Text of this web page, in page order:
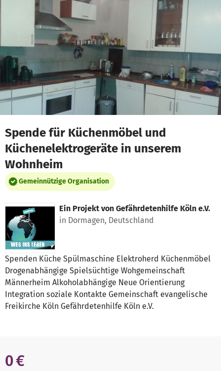
Zum Hauptinhalt springen
Erklärung zur Barrierefreiheit anzeigen
Spende für Küchenmöbel und
Küchenelektrogeräte in unserem
Wohnheim
Gemeinnützige Organisation
Ein Projekt von Gefährdetenhilfe Köln e.V.
in Dormagen, Deutschland
Spenden Küche Spülmaschine Elektroherd Küchenmöbel
Drogenabhängige Spielsüchtige Wohgemeinschaft
Männerheim Alkoholabhängige Neue Orientierung
Integration soziale Kontakte Gemeinschaft evangelische
Freikirche Köln Gefährdetenhilfe Köln e.V.
0 €